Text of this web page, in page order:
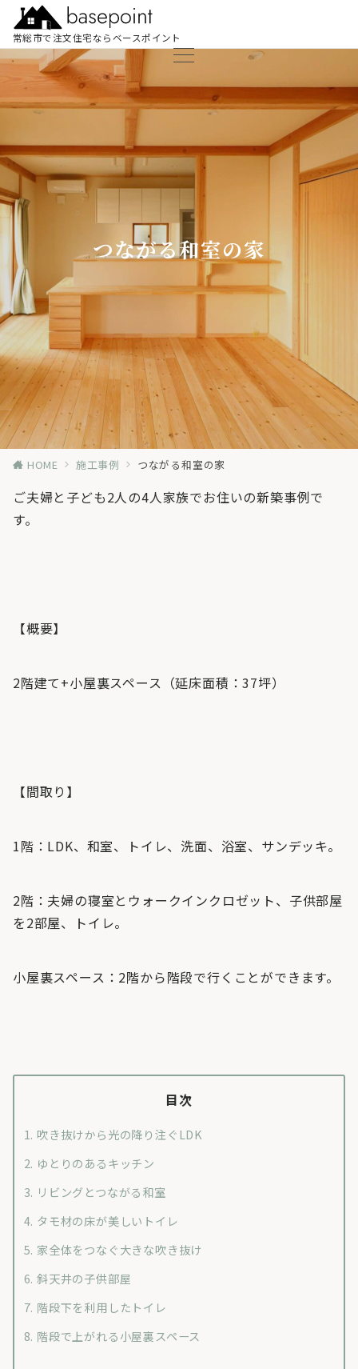
常総市で注文住宅ならベースポイント
つながる和室の家
HOME 施工事例 つながる和室の家
ご夫婦と子ども2人の4人家族でお住いの新築事例で
す。
【概要】
2階建て+小屋裏スペース（延床面積：37坪）
【間取り】
1階：LDK、和室、トイレ、洗面、浴室、サンデッキ。
2階：夫婦の寝室とウォークインクロゼット、子供部屋
を2部屋、トイレ。
小屋裏スペース：2階から階段で行くことができます。
目次
吹き抜けから光の降り注ぐLDK
ゆとりのあるキッチン
リビングとつながる和室
タモ材の床が美しいトイレ
家全体をつなぐ大きな吹き抜け
斜天井の子供部屋
階段下を利用したトイレ
階段で上がれる小屋裏スペース